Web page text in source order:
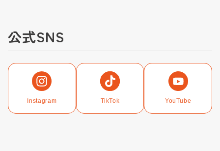
公式SNS
Instagram TikTok YouTube